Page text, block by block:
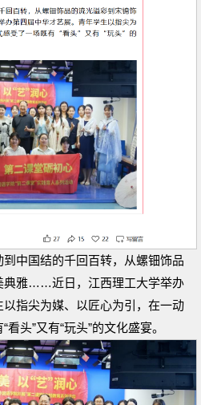
中国结的千回百转，从螺钿饰品
典雅……近日，江西理工大学举办
指尖为媒、以匠心为引，在一动
头”又有“玩头”的文化盛宴。